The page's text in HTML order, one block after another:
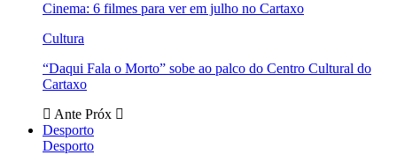
Cinema: 6 filmes para ver em julho no Cartaxo
Cultura
“Daqui Fala o Morto” sobe ao palco do Centro Cultural do
Cartaxo
Ante Próx
Desporto
Desporto